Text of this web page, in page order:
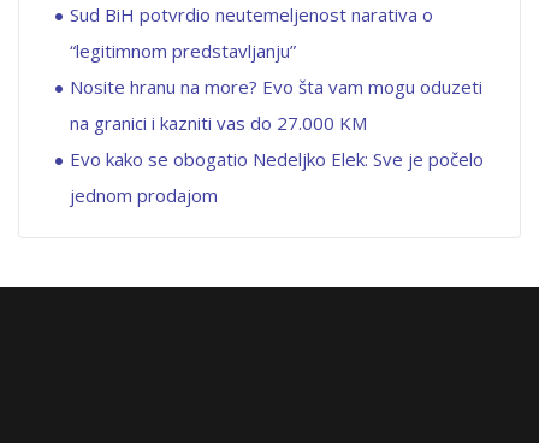
Sud BiH potvrdio neutemeljenost narativa o
“legitimnom predstavljanju”
Nosite hranu na more? Evo šta vam mogu oduzeti
na granici i kazniti vas do 27.000 KM
Evo kako se obogatio Nedeljko Elek: Sve je počelo
jednom prodajom